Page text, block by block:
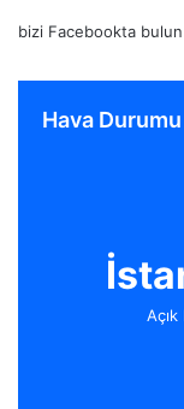
bizi Facebookta bulun
Hava Durumu
Açık